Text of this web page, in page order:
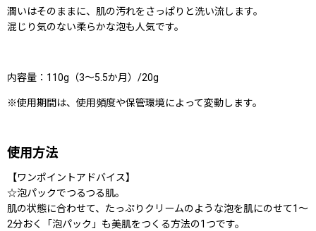
潤いはそのままに、肌の汚れをさっぱりと洗い流します。
混じり気のない柔らかな泡も人気です。
内容量：110g（3〜5.5か月）/20g
※使用期間は、使用頻度や保管環境によって変動します。
使用方法
【ワンポイントアドバイス】
☆泡パックでつるつる肌。
肌の状態に合わせて、たっぷりクリームのような泡を肌にのせて1〜
2分おく「泡パック」も美肌をつくる方法の1つです。